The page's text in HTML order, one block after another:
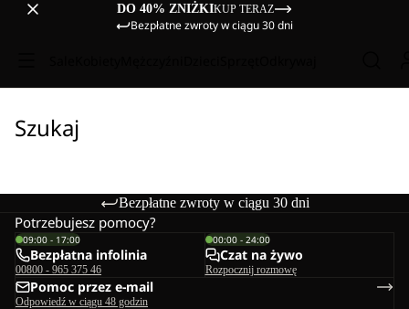
DO 40% ZNIŻKIKUP TERAZ
Bezpłatne zwroty w ciągu 30 dni
Szukaj
Bezpłatne zwroty w ciągu 30 dni
Potrzebujesz pomocy?
09:00 - 17:00
Bezpłatna infolinia
00800 - 965 375 46
00:00 - 24:00
Czat na żywo
Rozpocznij rozmowę
Pomoc przez e-mail
Odpowiedź w ciągu 48 godzin